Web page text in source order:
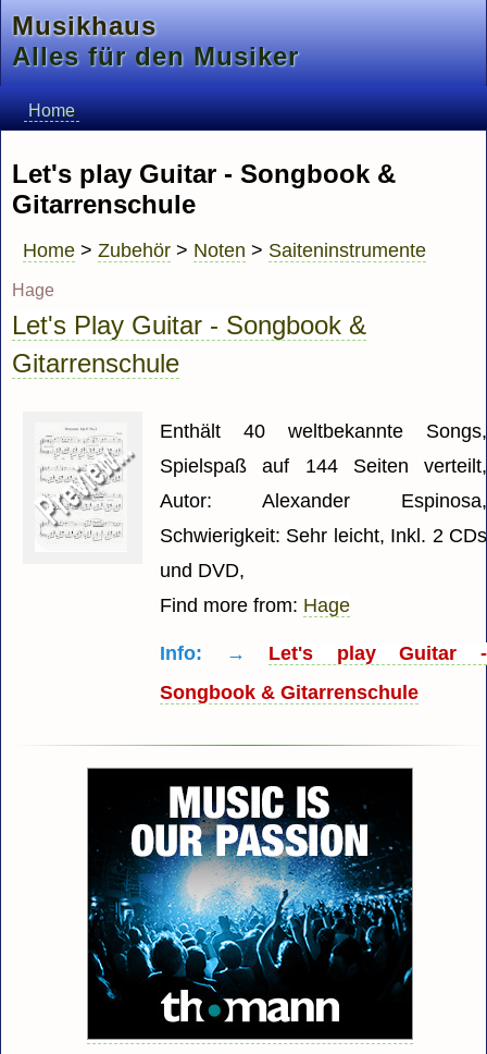
Musikhaus
Alles für den Musiker
Home
Let's play Guitar - Songbook &
Gitarrenschule
Home > Zubehör > Noten > Saiteninstrumente
Hage
Let's Play Guitar - Songbook &
Gitarrenschule
Enthält 40 weltbekannte Songs,
Spielspaß auf 144 Seiten verteilt,
Autor: Alexander Espinosa,
Schwierigkeit: Sehr leicht, Inkl. 2 CDs
und DVD,
Find more from: Hage
Info: → Let's play Guitar -
Songbook & Gitarrenschule